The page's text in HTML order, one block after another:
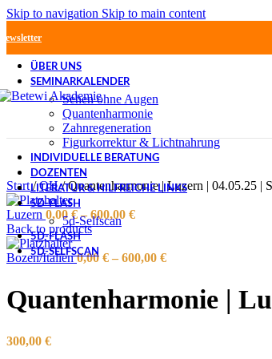
Skip to navigation Skip to main content
ÜBER UNS
SEMINARKALENDER
Sehen ohne Augen
Quantenharmonie
Zahnregeneration
Figurkorrektur & Lichtnahrung
INDIVIDUELLE BERATUNG
DOZENTEN
LITERATUR & HILFREICHE LINKS
5D-FLASH
5d-Selfscan
5D-FLASH
5D-SELFSCAN
Start/ QH/ Quantenharmonie | Luzern | 04.05.25 |
Luzern 0,00 €– 600,00 €
Back to products
Bozen/Italien0,00 € – 600,00 €
Quantenharmonie |
300,00 €